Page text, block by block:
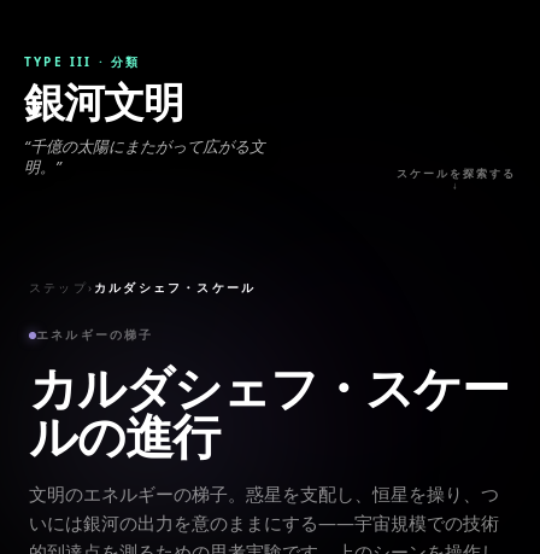
TYPE III ·分類
銀河文明
“千億の太陽にまたがって広がる文
明。 ”
スケールを探索する
↓
ステップ › カルダシェフ・スケール
エネルギーの梯子
カルダシェフ・スケー
ルの進行
文明のエネルギーの梯子。惑星を支配し、恒星を操り、つ
いには銀河の出力を意のままにする——宇宙規模での技術